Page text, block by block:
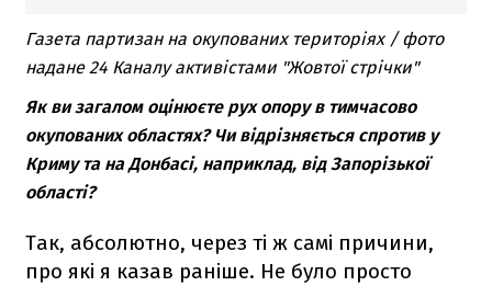
Газета партизан на окупованих територіях / фото
надане 24 Каналу активістами "Жовтої стрічки"
Як ви загалом оцінюєте рух опору в тимчасово
окупованих областях? Чи відрізняється спротив у
Криму та на Донбасі, наприклад, від Запорізької
області?
Так, абсолютно, через ті ж самі причини,
про які я казав раніше. Не було просто